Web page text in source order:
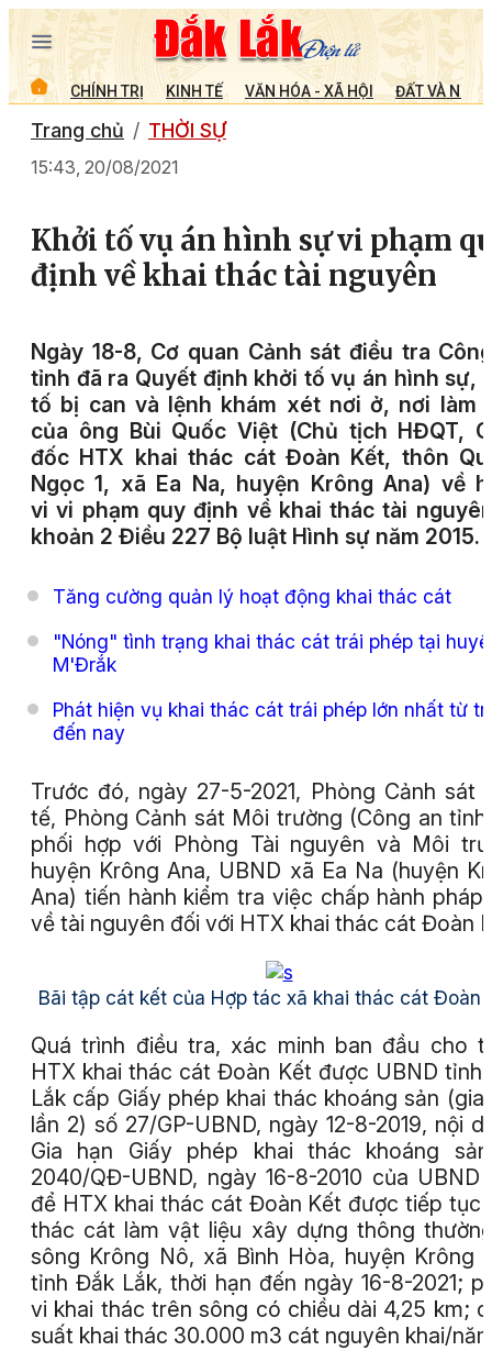
CHÍNH TRỊ KINH TẾ VĂN HÓA - XÃ HỘI ĐẤT VÀ
Trang chủ THỜI SỰ
15:43, 20/08/2021
Khởi tố vụ án hình sự vi phạm
định về khai thác tài nguyên
Ngày 18-8, Cơ quan Cảnh sát điều tra
tỉnh đã ra Quyết định khởi tố vụ án hình sự,
tố bị can và lệnh khám xét nơi ở, nơi làm
của ông Bùi Quốc Việt (Chủ tịch HĐQT,
đốc HTX khai thác cát Đoàn Kết, thôn
Ngọc 1, xã Ea Na, huyện Krông Ana) về
vi vi phạm quy định về khai thác tài
khoản 2 Điều 227 Bộ luật Hình sự năm 2015.
Tăng cường quản lý hoạt động khai thác cát
"Nóng" tình trạng khai thác cát trái phép tại
M'Đrắk
Phát hiện vụ khai thác cát trái phép lớn nhất từ
đến nay
Trước đó, ngày 27-5-2021, Phòng Cảnh sát
tế, Phòng Cảnh sát Môi trường (Công an
phối hợp với Phòng Tài nguyên và Môi
huyện Krông Ana, UBND xã Ea Na (huyện
Ana) tiến hành kiểm tra việc chấp hành pháp
về tài nguyên đối với HTX khai thác cát Đoàn
Bãi tập cát kết của Hợp tác xã khai thác cát Đoàn
Quá trình điều tra, xác minh ban đầu cho
HTX khai thác cát Đoàn Kết được UBND tỉnh
Lắk cấp Giấy phép khai thác khoáng sản (gia
lần 2) số 27/GP-UBND, ngày 12-8-2019, nội
Gia hạn Giấy phép khai thác khoáng
2040/QĐ-UBND, ngày 16-8-2010 của UBND
để HTX khai thác cát Đoàn Kết được tiếp tục
thác cát làm vật liệu xây dựng thông
sông Krông Nô, xã Bình Hòa, huyện Krông
tỉnh Đắk Lắk, thời hạn đến ngày 16-8-2021;
vi khai thác trên sông có chiều dài 4,25 km;
suất khai thác 30.000 m3 cát nguyên khai/